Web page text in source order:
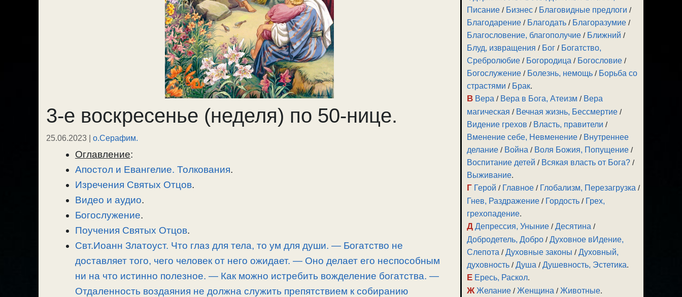
3-е воскресенье (неделя) по 50-нице.
25.06.2023 | о.Серафим.
Оглавление:
Апостол и Евангелие. Толкования.
Изречения Святых Отцов.
Видео и аудио.
Богослужение.
Поучения Святых Отцов.
Свт.Иоанн Златоуст. Что глаз для тела, то ум для души. — Богатство не
доставляет того, чего человек от него ожидает. — Оно делает его неспособным
ни на что истинно полезное. — Как можно истребить вожделение богатства. —
Отдаленность воздаяния не должна служить препятствием к собиранию
Писание / Бизнес / Благовидные предлоги /
Благодарение / Благодать / Благоразумие /
Благословение, благополучие / Ближний /
Блуд, извращения / Бог / Богатство,
Сребролюбие / Богородица / Богословие /
Богослужение / Болезнь, немощь / Борьба со
страстями / Брак.
В Вера / Вера в Бога, Атеизм / Вера
магическая / Вечная жизнь, Бессмертие /
Видение грехов / Власть, правители /
Вменение себе, Невменение / Внутреннее
делание / Война / Воля Божия, Попущение /
Воспитание детей / Всякая власть от Бога? /
Выживание.
Г Герой / Главное / Глобализм, Перезагрузка /
Гнев, Раздражение / Гордость / Грех,
грехопадение.
Д Депрессия, Уныние /Десятина /
Добродетель, Добро /Духовное вИдение,
Слепота /Духовные законы /Духовный,
духовность /Душа /Душевность, Эстетика.
Е Ересь, Раскол.
Ж Желание /Женщина /Животные.